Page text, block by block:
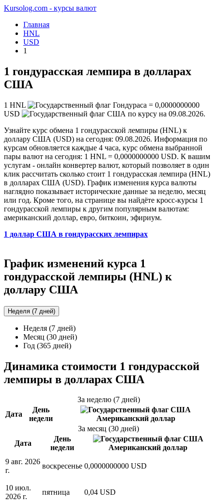
Kursolog.com - курсы валют
Главная
HNL
USD
1
1 гондурасская лемпира в долларах
США
1 HNL = 0,0000000000
USD
по курсу на 09.08.2026.
Узнайте курс обмена 1 гондурасской лемпиры (HNL) к
доллару США (USD) на сегодня: 09.08.2026. Информация по
курсам обновляется каждые 4 часа, курс обмена выбранной
пары валют на сегодня: 1 HNL = 0,0000000000 USD. К вашим
услугам - онлайн конвертер валют, который позволяет в один
клик рассчитать сколько стоит 1 гондурасская лемпира (HNL)
в долларах США (USD). График изменения курса валюты
наглядно показывает исторические данные за неделю, месяц
или год. Кроме того, на странице вы найдёте кросс-курсы 1
гондурасской лемпиры к другим популярным валютам:
американский доллар, евро, биткоин, эфириум.
1 доллар США в гондурасских лемпирах
График изменений курса 1
гондурасской лемпиры (HNL) к
доллару США
Неделя (7 дней)
Неделя (7 дней)
Месяц (30 дней)
Год (365 дней)
Динамика стоимости 1 гондурасской
лемпиры в долларах США
За неделю (7 дней)
Дата
День
недели
Американский доллар
За месяц (30 дней)
Дата
День
недели
Американский доллар
9 авг. 2026
г.
воскресенье 0,0000000000 USD
10 июл.
2026 г.
пятница 0,04 USD